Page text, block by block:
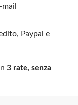
Paypal e
3 rate, senza